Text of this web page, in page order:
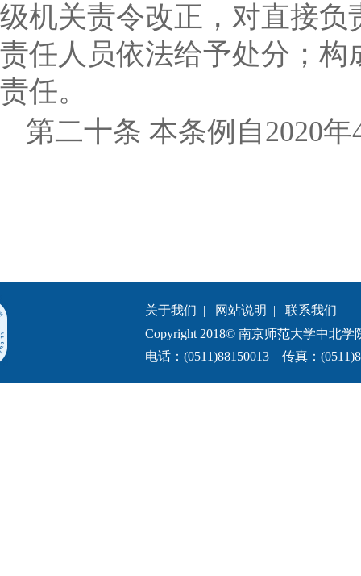
级机关责令改正，对直接
责任人员依法给予处分；
责任。
第二十条 本条例自2020年
关于我们 | 网站说明 | 联系我们
Copyright 2018© 南京师范大学中北学
电话：(0511)88150013 传真：